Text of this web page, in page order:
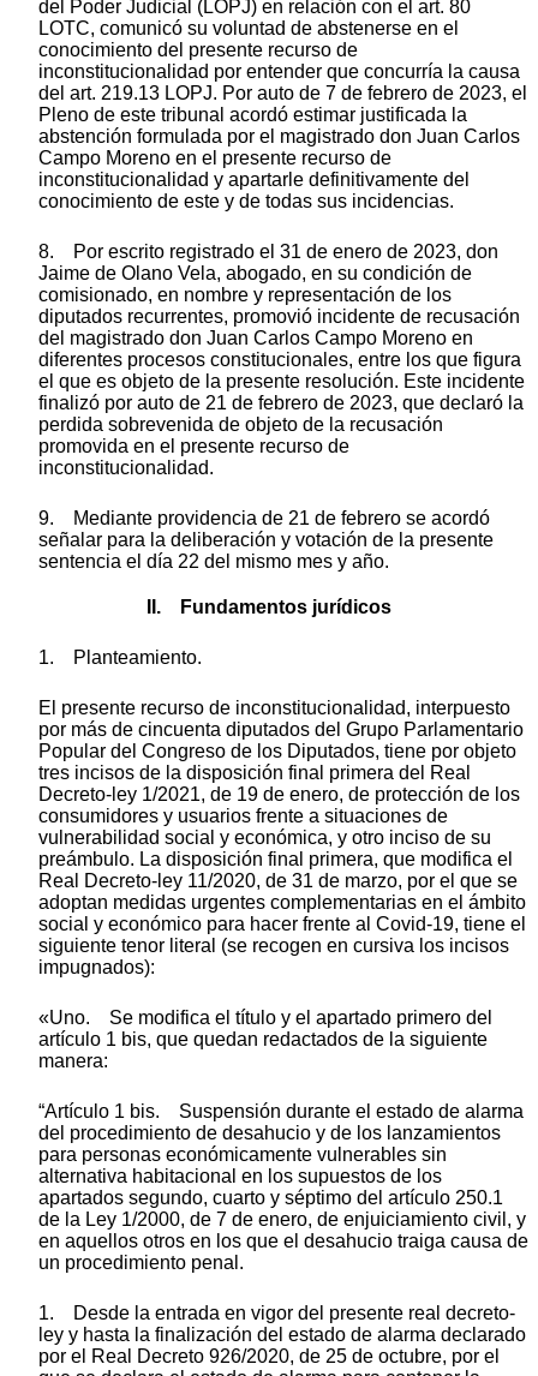
del Poder Judicial (LOPJ) en relación con el art. 80
LOTC, comunicó su voluntad de abstenerse en el
conocimiento del presente recurso de
inconstitucionalidad por entender que concurría la causa
del art. 219.13 LOPJ. Por auto de 7 de febrero de 2023, el
Pleno de este tribunal acordó estimar justificada la
abstención formulada por el magistrado don Juan Carlos
Campo Moreno en el presente recurso de
inconstitucionalidad y apartarle definitivamente del
conocimiento de este y de todas sus incidencias.
8. Por escrito registrado el 31 de enero de 2023, don
Jaime de Olano Vela, abogado, en su condición de
comisionado, en nombre y representación de los
diputados recurrentes, promovió incidente de recusación
del magistrado don Juan Carlos Campo Moreno en
diferentes procesos constitucionales, entre los que figura
el que es objeto de la presente resolución. Este incidente
finalizó por auto de 21 de febrero de 2023, que declaró la
perdida sobrevenida de objeto de la recusación
promovida en el presente recurso de
inconstitucionalidad.
9. Mediante providencia de 21 de febrero se acordó
señalar para la deliberación y votación de la presente
sentencia el día 22 del mismo mes y año.
II. Fundamentos jurídicos
1. Planteamiento.
El presente recurso de inconstitucionalidad, interpuesto
por más de cincuenta diputados del Grupo Parlamentario
Popular del Congreso de los Diputados, tiene por objeto
tres incisos de la disposición final primera del Real
Decreto-ley 1/2021, de 19 de enero, de protección de los
consumidores y usuarios frente a situaciones de
vulnerabilidad social y económica, y otro inciso de su
preámbulo. La disposición final primera, que modifica el
Real Decreto-ley 11/2020, de 31 de marzo, por el que se
adoptan medidas urgentes complementarias en el ámbito
social y económico para hacer frente al Covid-19, tiene el
siguiente tenor literal (se recogen en cursiva los incisos
impugnados):
«Uno. Se modifica el título y el apartado primero del
artículo 1 bis, que quedan redactados de la siguiente
manera:
“Artículo 1 bis. Suspensión durante el estado de alarma
del procedimiento de desahucio y de los lanzamientos
para personas económicamente vulnerables sin
alternativa habitacional en los supuestos de los
apartados segundo, cuarto y séptimo del artículo 250.1
de la Ley 1/2000, de 7 de enero, de enjuiciamiento civil, y
en aquellos otros en los que el desahucio traiga causa de
un procedimiento penal.
1. Desde la entrada en vigor del presente real decreto-
ley y hasta la finalización del estado de alarma declarado
por el Real Decreto 926/2020, de 25 de octubre, por el